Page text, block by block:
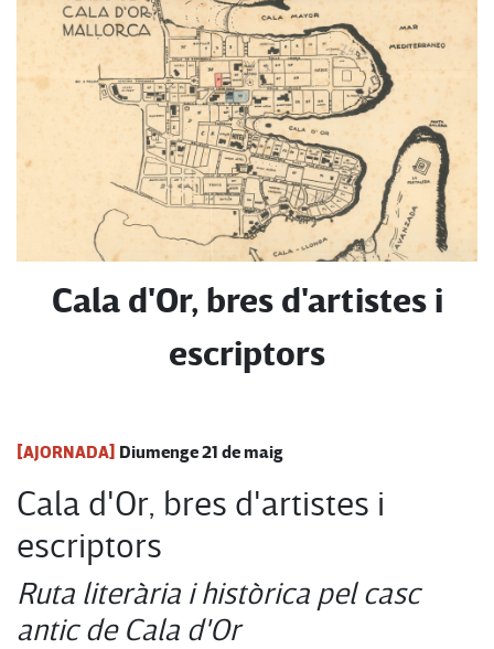
Cala d'Or, bres d'artistes i
escriptors
[AJORNADA] Diumenge 21 de maig
Cala d'Or, bres d'artistes i
escriptors
Ruta literària i històrica pel casc
antic de Cala d'Or